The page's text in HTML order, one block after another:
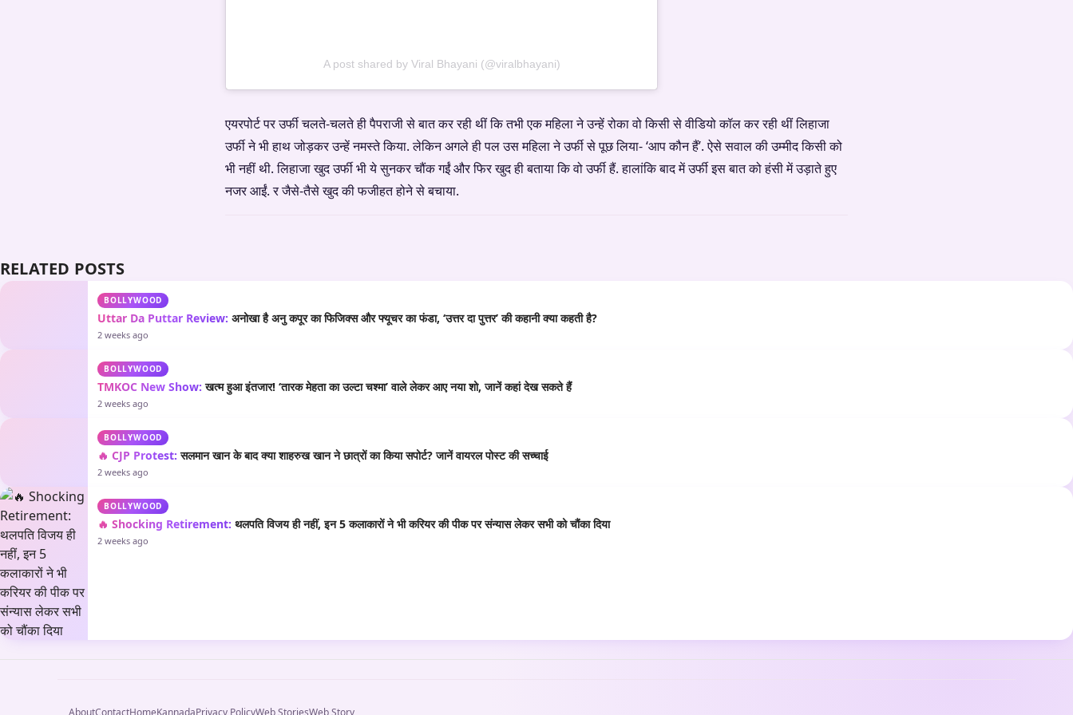
A post shared by Viral Bhayani (@viralbhayani)
एयरपोर्ट पर उर्फी चलते-चलते ही पैपराजी से बात कर रही थीं कि तभी एक महिला ने उन्हें रोका वो किसी से वीडियो कॉल कर रही थीं लिहाजा
उर्फी ने भी हाथ जोड़कर उन्हें नमस्ते किया. लेकिन अगले ही पल उस महिला ने उर्फी से पूछ लिया- ‘आप कौन हैं’. ऐसे सवाल की उम्मीद किसी को
भी नहीं थी. लिहाजा खुद उर्फी भी ये सुनकर चौंक गईं और फिर खुद ही बताया कि वो उर्फी हैं. हालांकि बाद में उर्फी इस बात को हंसी में उड़ाते हुए
नजर आईं. र जैसे-तैसे खुद की फजीहत होने से बचाया.
RELATED POSTS
BOLLYWOOD
Uttar Da Puttar Review: अनोखा है अनु कपूर का फिजिक्स और फ्यूचर का फंडा, ‘उत्तर दा पुत्तर’ की कहानी क्या कहती है?
2 weeks ago
BOLLYWOOD
TMKOC New Show: खत्म हुआ इंतजार! ‘तारक मेहता का उल्टा चश्मा’ वाले लेकर आए नया शो, जानें कहां देख सकते हैं
2 weeks ago
BOLLYWOOD
🔥 CJP Protest: सलमान खान के बाद क्या शाहरुख खान ने छात्रों का किया सपोर्ट? जानें वायरल पोस्ट की सच्चाई
2 weeks ago
BOLLYWOOD
🔥 Shocking Retirement: थलपति विजय ही नहीं, इन 5 कलाकारों ने भी करियर की पीक पर संन्यास लेकर सभी को चौंका दिया
2 weeks ago
AboutContactHomeKannadaPrivacy PolicyWeb StoriesWeb Story